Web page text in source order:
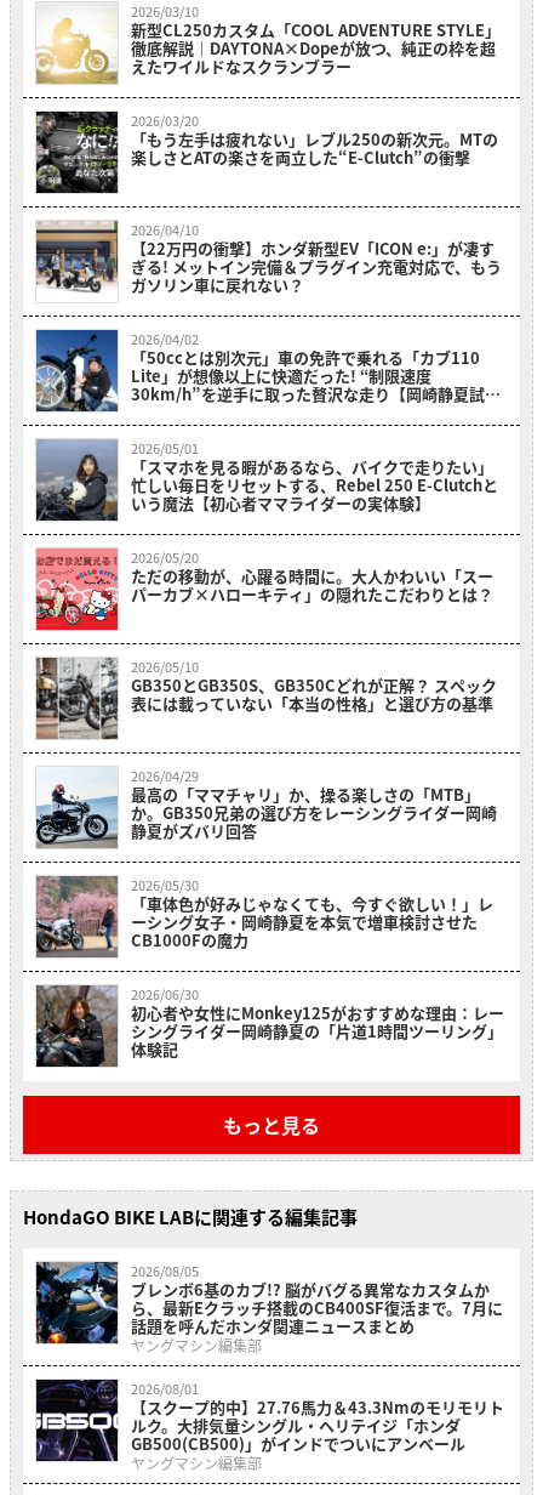
2026/03/10
新型CL250カスタム「COOL ADVENTURE STYLE」
徹底解説｜DAYTONA×Dopeが放つ、純正の枠を超
えたワイルドなスクランブラー
2026/03/20
「もう左手は疲れない」レブル250の新次元。MTの
楽しさとATの楽さを両立した“E-Clutch”の衝撃
2026/04/10
【22万円の衝撃】ホンダ新型EV「ICON e:」が凄す
ぎる! メットイン完備＆プラグイン充電対応で、もう
ガソリン車に戻れない？
2026/04/02
「50ccとは別次元」車の免許で乗れる「カブ110
Lite」が想像以上に快適だった! “制限速度
30km/h”を逆手に取った贅沢な走り【岡崎静夏試乗
2026/05/01
「スマホを見る暇があるなら、バイクで走りたい」
忙しい毎日をリセットする、Rebel 250 E-Clutchと
いう魔法【初心者ママライダーの実体験】
2026/05/20
ただの移動が、心躍る時間に。大人かわいい「スー
パーカブ×ハローキティ」の隠れたこだわりとは？
2026/05/10
GB350とGB350S、GB350Cどれが正解？ スペック
表には載っていない「本当の性格」と選び方の基準
2026/04/29
最高の「ママチャリ」か、操る楽しさの「MTB」
か。GB350兄弟の選び方をレーシングライダー岡崎
静夏がズバリ回答
2026/05/30
「車体色が好みじゃなくても、今すぐ欲しい！」レ
ーシング女子・岡崎静夏を本気で増車検討させた
CB1000Fの魔力
2026/06/30
初心者や女性にMonkey125がおすすめな理由：レー
シングライダー岡崎静夏の「片道1時間ツーリング」
体験記
もっと見る
HondaGO BIKE LABに関連する編集記事
2026/08/05
ブレンボ6基のカブ!? 脳がバグる異常なカスタムか
ら、最新Eクラッチ搭載のCB400SF復活まで。7月に
話題を呼んだホンダ関連ニュースまとめ
ヤングマシン編集部
2026/08/01
【スクープ的中】27.76馬力＆43.3Nmのモリモリト
ルク。大排気量シングル・ヘリテイジ「ホンダ
GB500(CB500)」がインドでついにアンベール
ヤングマシン編集部